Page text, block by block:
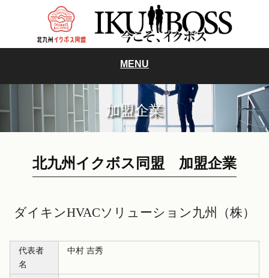
MENU
加盟企業
北九州イクボス同盟 加盟企業
ダイキンHVACソリューション九州（株）
代表者
名
中村 吉秀